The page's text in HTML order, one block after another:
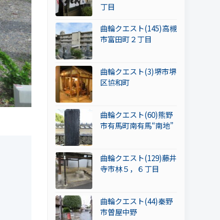
丁目
曲輪クエスト(145)高槻
市富田町２丁目
曲輪クエスト(3)堺市堺
区協和町
曲輪クエスト(60)熊野
市有馬町南有馬“南地”
曲輪クエスト(129)藤井
寺市林５，６丁目
曲輪クエスト(44)秦野
市曽屋中野